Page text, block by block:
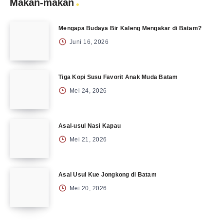
Makan-makan
Mengapa Budaya Bir Kaleng Mengakar di Batam?
Juni 16, 2026
Tiga Kopi Susu Favorit Anak Muda Batam
Mei 24, 2026
Asal-usul Nasi Kapau
Mei 21, 2026
Asal Usul Kue Jongkong di Batam
Mei 20, 2026